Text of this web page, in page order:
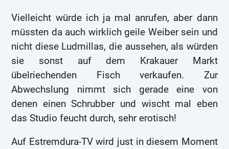
Vielleicht würde ich ja mal anrufen, aber dann
müssten da auch wirklich geile Weiber sein und
nicht diese Ludmillas, die aussehen, als würden
sie sonst auf dem Krakauer Markt
übelriechenden Fisch verkaufen. Zur
Abwechslung nimmt sich gerade eine von
denen einen Schrubber und wischt mal eben
das Studio feucht durch, sehr erotisch!
Auf Estremdura-TV wird just in diesem Moment